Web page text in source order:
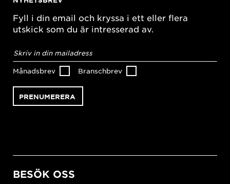
Fyll i din email och kryssa i ett eller flera
utskick som du är intresserad av.
postadress*
Månadsbrev Branschbrev
BESÖK OSS